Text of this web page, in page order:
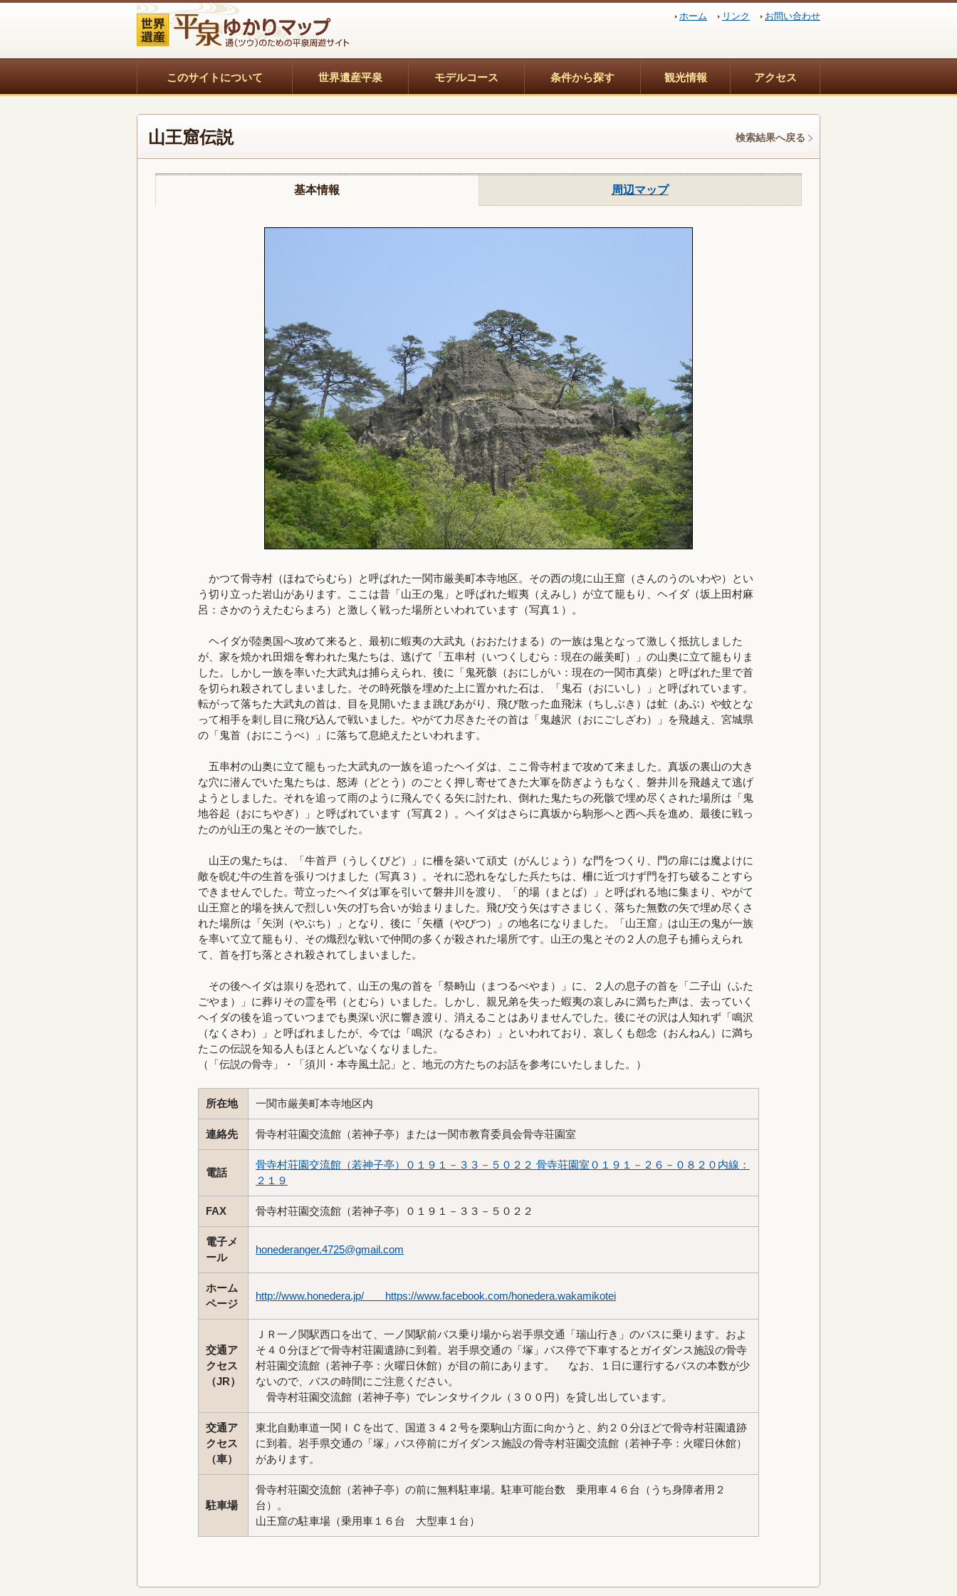
ホーム リンク お問い合わせ
このサイトについて 世界遺産平泉 モデルコース 条件から探す 観光情報 アクセス
山王窟伝説 検索結果へ戻る
基本情報 周辺マップ
かつて骨寺村（ほねでらむら）と呼ばれた一関市厳美町本寺地区。その西の境に山王窟（さんのうのいわや）とい
う切り立った岩山があります。ここは昔「山王の鬼」と呼ばれた蝦夷（えみし）が立て籠もり、ヘイダ（坂上田村麻
呂：さかのうえたむらまろ）と激しく戦った場所といわれています（写真１）。
ヘイダが陸奥国へ攻めて来ると、最初に蝦夷の大武丸（おおたけまる）の一族は鬼となって激しく抵抗しました
が、家を焼かれ田畑を奪われた鬼たちは、逃げて「五串村（いつくしむら：現在の厳美町）」の山奥に立て籠もりま
した。しかし一族を率いた大武丸は捕らえられ、後に「鬼死骸（おにしがい：現在の一関市真柴）と呼ばれた里で首
を切られ殺されてしまいました。その時死骸を埋めた上に置かれた石は、「鬼石（おにいし）」と呼ばれています。
転がって落ちた大武丸の首は、目を見開いたまま跳びあがり、飛び散った血飛沫（ちしぶき）は虻（あぶ）や蚊とな
って相手を刺し目に飛び込んで戦いました。やがて力尽きたその首は「鬼越沢（おにごしざわ）」を飛越え、宮城県
の「鬼首（おにこうべ）」に落ちて息絶えたといわれます。
五串村の山奥に立て籠もった大武丸の一族を追ったヘイダは、ここ骨寺村まで攻めて来ました。真坂の裏山の大き
な穴に潜んでいた鬼たちは、怒涛（どとう）のごとく押し寄せてきた大軍を防ぎようもなく、磐井川を飛越えて逃げ
ようとしました。それを追って雨のように飛んでくる矢に討たれ、倒れた鬼たちの死骸で埋め尽くされた場所は「鬼
地谷起（おにちやぎ）」と呼ばれています（写真２）。ヘイダはさらに真坂から駒形へと西へ兵を進め、最後に戦っ
たのが山王の鬼とその一族でした。
山王の鬼たちは、「牛首戸（うしくびど）」に柵を築いて頑丈（がんじょう）な門をつくり、門の扉には魔よけに
敵を睨む牛の生首を張りつけました（写真３）。それに恐れをなした兵たちは、柵に近づけず門を打ち破ることすら
できませんでした。苛立ったヘイダは軍を引いて磐井川を渡り、「的場（まとば）」と呼ばれる地に集まり、やがて
山王窟と的場を挟んで烈しい矢の打ち合いが始まりました。飛び交う矢はすさまじく、落ちた無数の矢で埋め尽くさ
れた場所は「矢渕（やぶち）」となり、後に「矢櫃（やびつ）」の地名になりました。「山王窟」は山王の鬼が一族
を率いて立て籠もり、その熾烈な戦いで仲間の多くが殺された場所です。山王の鬼とその２人の息子も捕らえられ
て、首を打ち落とされ殺されてしまいました。
その後ヘイダは祟りを恐れて、山王の鬼の首を「祭畤山（まつるべやま）」に、２人の息子の首を「二子山（ふた
ごやま）」に葬りその霊を弔（とむら）いました。しかし、親兄弟を失った蝦夷の哀しみに満ちた声は、去っていく
ヘイダの後を追っていつまでも奥深い沢に響き渡り、消えることはありませんでした。後にその沢は人知れず「鳴沢
（なくさわ）」と呼ばれましたが、今では「鳴沢（なるさわ）」といわれており、哀しくも怨念（おんねん）に満ち
たこの伝説を知る人もほとんどいなくなりました。
（「伝説の骨寺」・「須川・本寺風土記」と、地元の方たちのお話を参考にいたしました。）
所在地 一関市厳美町本寺地区内
連絡先 骨寺村荘園交流館（若神子亭）または一関市教育委員会骨寺荘園室
電話
骨寺村荘園交流館（若神子亭）０１９１－３３－５０２２ 骨寺荘園室０１９１－２６－０８２０内線：
２１９
FAX 骨寺村荘園交流館（若神子亭）０１９１－３３－５０２２
電子メ
ール
honederanger.4725@gmail.com
ホーム
ページ
http://www.honedera.jp/ https://www.facebook.com/honedera.wakamikotei
交通ア
クセス
（JR）
ＪＲ一ノ関駅西口を出て、一ノ関駅前バス乗り場から岩手県交通「瑞山行き」のバスに乗ります。およ
そ４０分ほどで骨寺村荘園遺跡に到着。岩手県交通の「塚」バス停で下車するとガイダンス施設の骨寺
村荘園交流館（若神子亭：火曜日休館）が目の前にあります。 なお、１日に運行するバスの本数が少
ないので、バスの時間にご注意ください。
骨寺村荘園交流館（若神子亭）でレンタサイクル（３００円）を貸し出しています。
交通ア
クセス
（車）
東北自動車道一関ＩＣを出て、国道３４２号を栗駒山方面に向かうと、約２０分ほどで骨寺村荘園遺跡
に到着。岩手県交通の「塚」バス停前にガイダンス施設の骨寺村荘園交流館（若神子亭：火曜日休館）
があります。
駐車場
骨寺村荘園交流館（若神子亭）の前に無料駐車場。駐車可能台数 乗用車４６台（うち身障者用２
台）。
山王窟の駐車場（乗用車１６台 大型車１台）